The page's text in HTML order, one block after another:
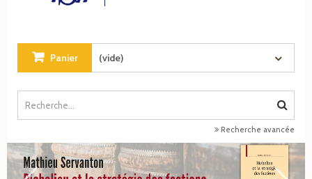
Panier (vide)
Recherche avancée